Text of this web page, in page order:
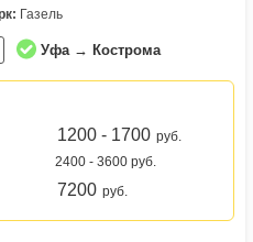
Газель
Уфа → Кострома
1200 - 1700 руб.
2400 - 3600 руб.
7200 руб.